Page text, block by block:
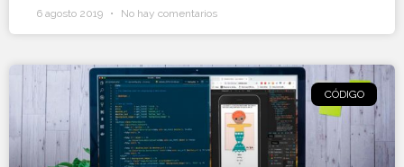
6 agosto 2019 No hay comentarios
CÓDIGO